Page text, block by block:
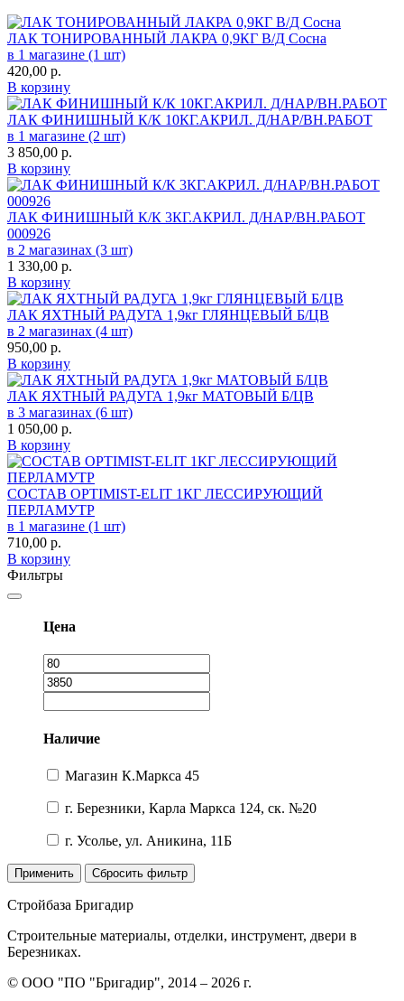
ЛАК ТОНИРОВАННЫЙ ЛАКРА 0,9КГ В/Д Сосна
в 1 магазине (1 шт)
420,00 р.
В корзину
ЛАК ФИНИШНЫЙ К/К 10КГ.АКРИЛ. Д/НАР/ВН.РАБОТ
в 1 магазине (2 шт)
3 850,00 р.
В корзину
ЛАК ФИНИШНЫЙ К/К 3КГ.АКРИЛ. Д/НАР/ВН.РАБОТ
000926
в 2 магазинах (3 шт)
1 330,00 р.
В корзину
ЛАК ЯХТНЫЙ РАДУГА 1,9кг ГЛЯНЦЕВЫЙ Б/ЦВ
в 2 магазинах (4 шт)
950,00 р.
В корзину
ЛАК ЯХТНЫЙ РАДУГА 1,9кг МАТОВЫЙ Б/ЦВ
в 3 магазинах (6 шт)
1 050,00 р.
В корзину
СОСТАВ OPTIMIST-ELIT 1КГ ЛЕССИРУЮЩИЙ
ПЕРЛАМУТР
в 1 магазине (1 шт)
710,00 р.
В корзину
Фильтры
Цена
Наличие
Магазин К.Маркса 45
г. Березники, Карла Маркса 124, ск. №20
г. Усолье, ул. Аникина, 11Б
Применить Сбросить фильтр
Стройбаза Бригадир
Строительные материалы, отделки, инструмент, двери в
Березниках.
© ООО "ПО "Бригадир", 2014 – 2026 г.